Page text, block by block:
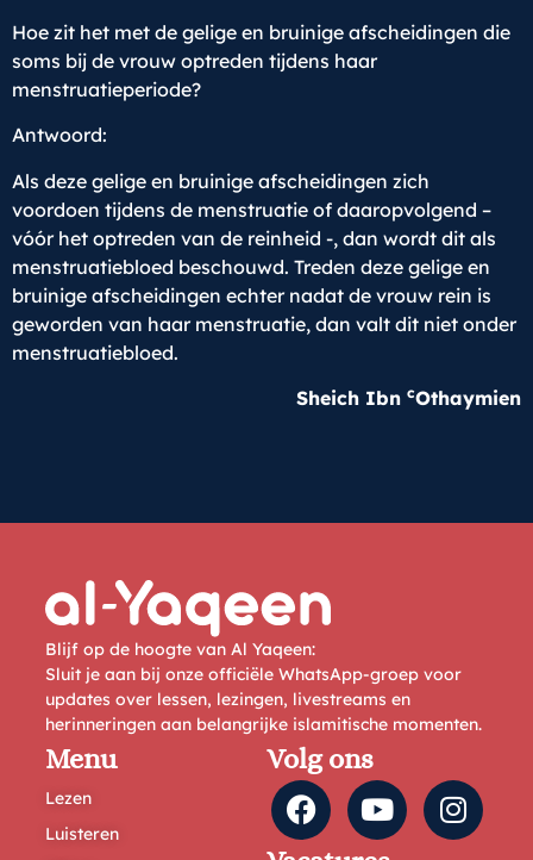
Hoe zit het met de gelige en bruinige afscheidingen die
soms bij de vrouw optreden tijdens haar
menstruatieperiode?
Antwoord:
Als deze gelige en bruinige afscheidingen zich
voordoen tijdens de menstruatie of daaropvolgend –
vóór het optreden van de reinheid -, dan wordt dit als
menstruatiebloed beschouwd. Treden deze gelige en
bruinige afscheidingen echter nadat de vrouw rein is
geworden van haar menstruatie, dan valt dit niet onder
menstruatiebloed.
Sheich Ibn cOthaymien
Blijf op de hoogte van Al Yaqeen:
Sluit je aan bij onze officiële WhatsApp-groep voor
updates over lessen, lezingen, livestreams en
herinneringen aan belangrijke islamitische momenten.
Menu
Lezen
Luisteren
Volg ons